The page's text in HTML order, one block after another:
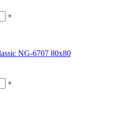
+
NG-6707 80х80
+